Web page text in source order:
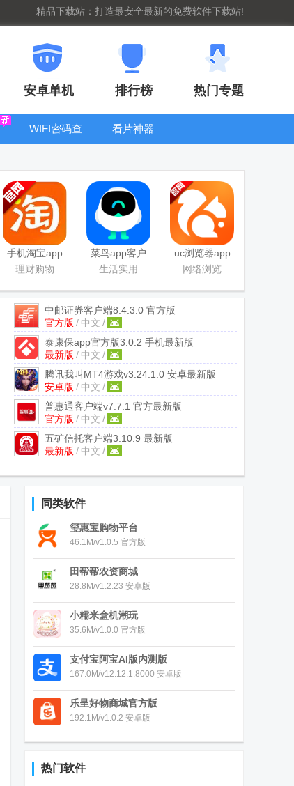
精品下载站：打造最安全最新的免费软件下载站!
安卓单机 排行榜 热门专题
WIFI密码查
看片神器
全
手机淘宝app
客户端
理财购物
菜鸟app客户
端
生活实用
uc浏览器app
官方正版
网络浏览
中邮证券客户端8.4.3.0 官方版
官方版 / 中文 /
泰康保app官方版3.0.2 手机最新版
最新版 / 中文 /
腾讯我叫MT4游戏v3.24.1.0 安卓最新版
安卓版 / 中文 /
普惠通客户端v7.7.1 官方最新版
官方版 / 中文 /
五矿信托客户端3.10.9 最新版
最新版 / 中文 /
同类软件
玺惠宝购物平台
46.1M/v1.0.5 官方版
田帮帮农资商城
28.8M/v1.2.23 安卓版
小糯米盒机潮玩
35.6M/v1.0.0 官方版
支付宝阿宝AI版内测版
167.0M/v12.12.1.8000 安卓版
乐呈好物商城官方版
192.1M/v1.0.2 安卓版
热门软件